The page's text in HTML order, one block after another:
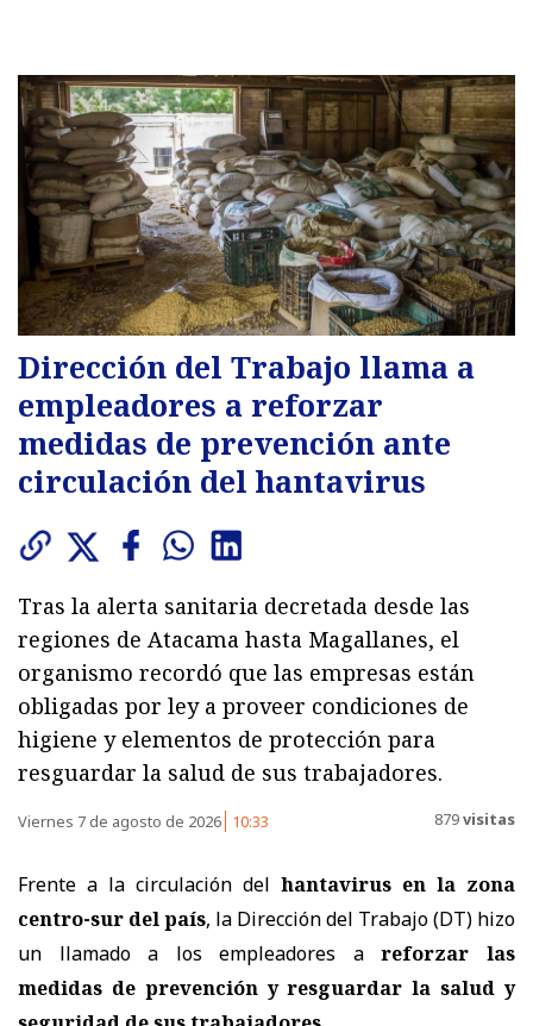
Dirección del Trabajo llama a
empleadores a reforzar
medidas de prevención ante
circulación del hantavirus
Tras la alerta sanitaria decretada desde las
regiones de Atacama hasta Magallanes, el
organismo recordó que las empresas están
obligadas por ley a proveer condiciones de
higiene y elementos de protección para
resguardar la salud de sus trabajadores.
Viernes 7 de agosto de 2026 10:33 879visitas
Frente a la circulación del hantavirus en la zona
centro-sur del país, la Dirección del Trabajo (DT) hizo
un llamado a los empleadores areforzar las
medidas de prevención y resguardar la salud y